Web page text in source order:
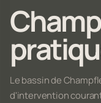
Le bassin de
d'intervention